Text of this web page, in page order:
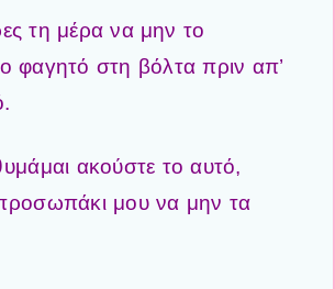
τη μέρα να μην το
φαγητό στη βόλτα πριν απ’
ακούστε το αυτό,
μου να μην τα